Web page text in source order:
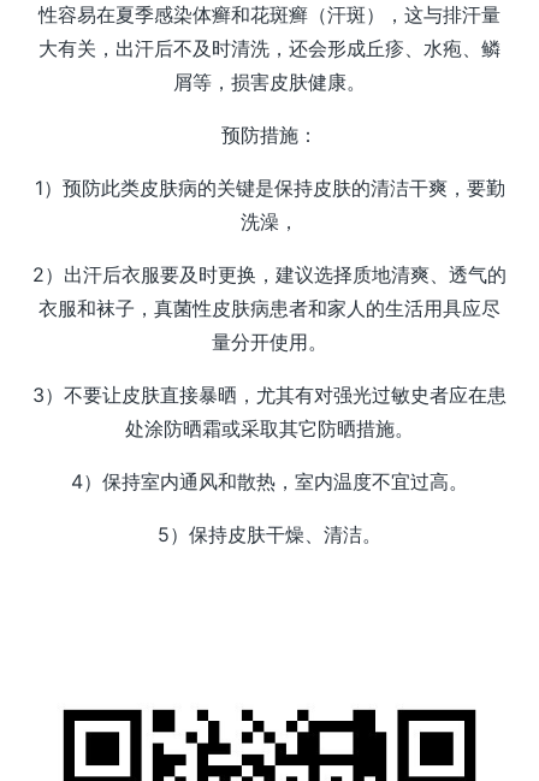
性容易在夏季感染体癣和花斑癣（汗斑），这与排汗量
大有关，出汗后不及时清洗，还会形成丘疹、水疱、鳞
屑等，损害皮肤健康。
预防措施：
1）预防此类皮肤病的关键是保持皮肤的清洁干爽，要勤
洗澡，
2）出汗后衣服要及时更换，建议选择质地清爽、透气的
衣服和袜子，真菌性皮肤病患者和家人的生活用具应尽
量分开使用。
3）不要让皮肤直接暴晒，尤其有对强光过敏史者应在患
处涂防晒霜或采取其它防晒措施。
4）保持室内通风和散热，室内温度不宜过高。
5）保持皮肤干燥、清洁。